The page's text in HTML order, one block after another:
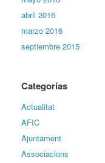
abril 2016
marzo 2016
septiembre 2015
Categorías
Actualitat
AFIC
Ajuntament
Associacions